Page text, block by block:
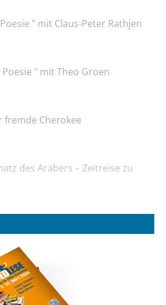
" mit Claus-Peter Rathjen
" mit Theo Groen
fremde Cherokee
des Arabers – Zeitreise zu
Quell der Finsternis
Luise (ab 6 Jahren)